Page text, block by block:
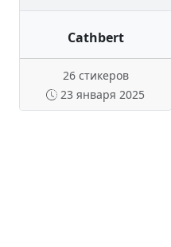
Cathbert
26 стикеров
23 января 2025